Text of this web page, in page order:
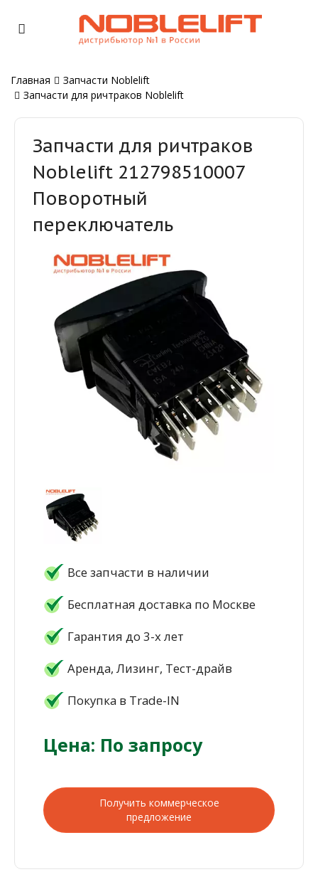
Главная
Запчасти Noblelift
Запчасти для ричтраков Noblelift
Запчасти для ричтраков
Noblelift 212798510007
Поворотный
переключатель
Все запчасти в наличии
Бесплатная доставка по Москве
Гарантия до 3-х лет
Аренда, Лизинг, Тест-драйв
Покупка в Trade-IN
Цена: По запросу
Получить коммерческое
предложение